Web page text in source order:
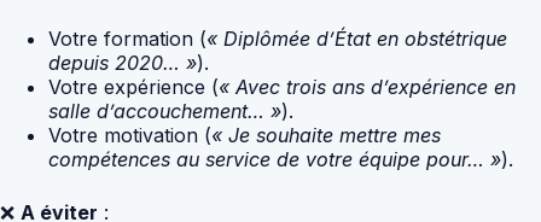
Votre formation (« Diplômée d’État en obstétrique
depuis 2020… »).
Votre expérience (« Avec trois ans d’expérience en
salle d’accouchement… »).
Votre motivation (« Je souhaite mettre mes
compétences au service de votre équipe pour… »).
❌ A éviter :